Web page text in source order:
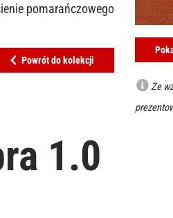
pomarańczowego
Powrót do kolekcji
Ze
1.0